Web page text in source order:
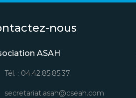
nous
ASAH
Tél. : 04.42.85.85.37
secretariat.asah@cseah.com